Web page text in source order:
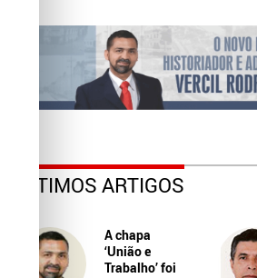
ÚLTIMOS ARTIGOS
A chapa
‘União e
Trabalho’ foi